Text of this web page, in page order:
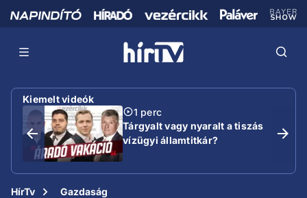
Kiemelt videók
1 perc
Tárgyalt vagy nyaralt a tiszás
vízügyi államtitkár?
HírTv Gazdaság